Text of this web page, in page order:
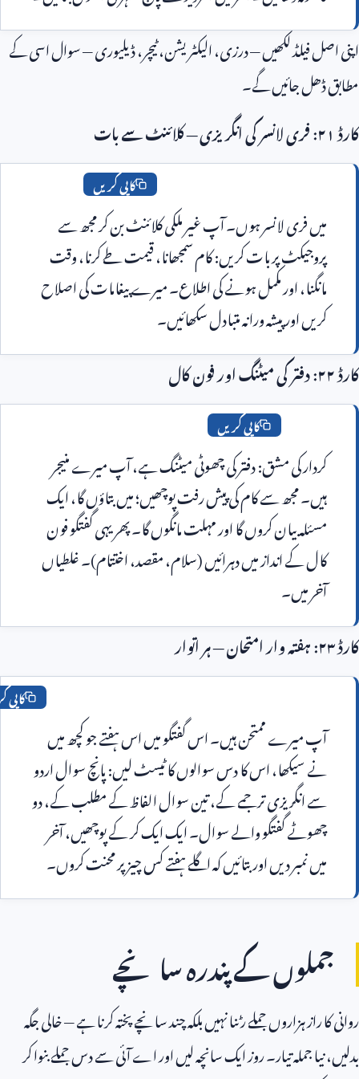
لکھیں — درزی، الیکٹریشن، ٹیچر، ڈیلیوری — سوال اسی کے
جائیں گے۔
میں فری لانسر ہوں۔ آپ غیر ملکی کلائنٹ بن کر مجھ سے
پروجیکٹ پر بات کریں: کام سمجھانا، قیمت طے کرنا، وقت
مانگنا، اور مکمل ہونے کی اطلاع۔ میرے پیغامات کی اصلاح
اور پیشہ ورانہ متبادل سکھائیں۔
کاپی کریں
کردار کی مشق: دفتر کی چھوٹی میٹنگ ہے، آپ میرے منیجر
ہیں۔ مجھ سے کام کی پیش رفت پوچھیں؛ میں بتاؤں گا، ایک
مسئلہ بیان کروں گا اور مہلت مانگوں گا۔ پھر یہی گفتگو فون
کال کے انداز میں دہرائیں (سلام، مقصد، اختتام)۔ غلطیاں
میں۔
کاپی کریں
آپ میرے ممتحن ہیں۔ اس گفتگو میں اس ہفتے جو کچھ میں
نے سیکھا، اس کا دس سوالوں کا ٹیسٹ لیں: پانچ سوال اردو
سے انگریزی ترجمے کے، تین سوال الفاظ کے مطلب کے، دو
چھوٹے گفتگو والے سوال۔ ایک ایک کر کے پوچھیں، آخر
نمبر دیں اور بتائیں کہ اگلے ہفتے کس چیز پر محنت کروں۔
کاپی کریں
کے پندرہ سانچے
ہزاروں جملے رٹنا نہیں بلکہ چند سانچے پختہ کرنا ہے — خالی جگہ
جملہ تیار۔ روز ایک سانچہ لیں اور اے آئی سے دس جملے بنوا کر